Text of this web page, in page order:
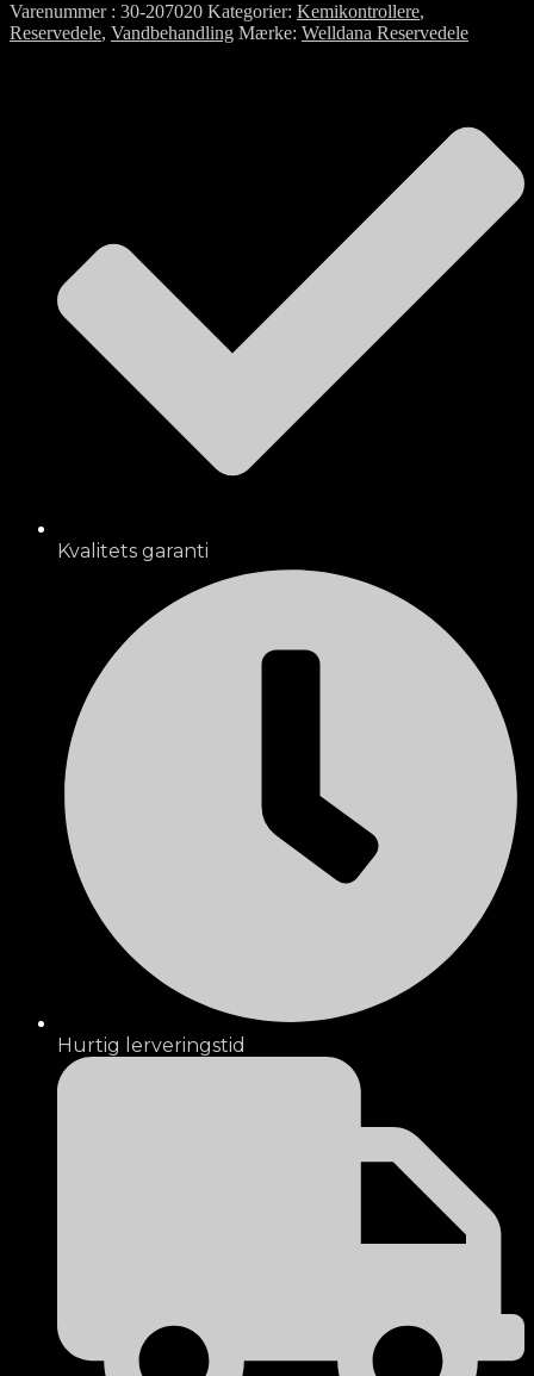
Varenummer 30-207020 Kategorier Kemikontrollere,
Reservedele, Vandbehandling Mærke Welldana Reservedele
Kvalitets garanti
Hurtig lerveringstid